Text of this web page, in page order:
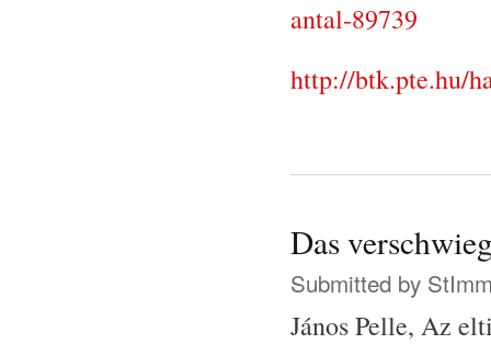
antal-89739
http://btk.pte.hu/
Das
Submitted by
János Pelle, Az